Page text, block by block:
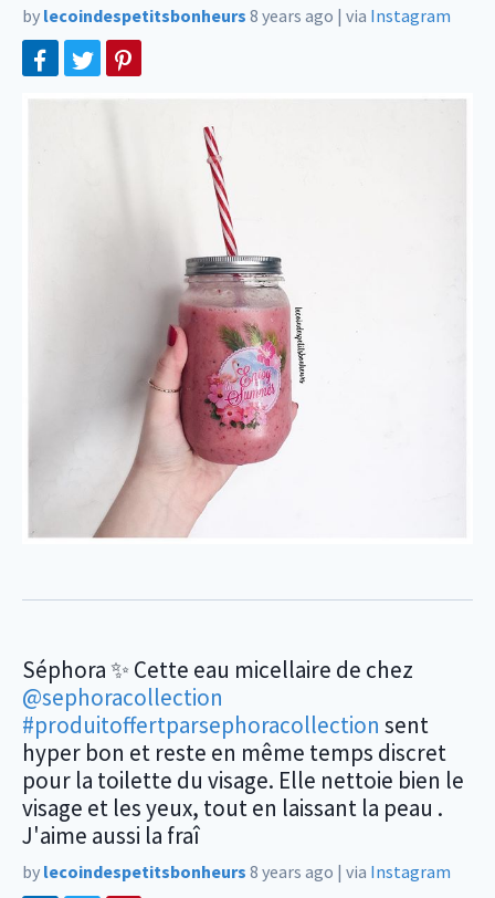
by lecoindespetitsbonheurs 8 years ago | via Instagram
Séphora ✨ Cette eau micellaire de chez
@sephoracollection
#produitoffertparsephoracollection sent
hyper bon et reste en même temps discret
pour la toilette du visage. Elle nettoie bien le
visage et les yeux, tout en laissant la peau .
J'aime aussi la fraî
by lecoindespetitsbonheurs 8 years ago | via Instagram